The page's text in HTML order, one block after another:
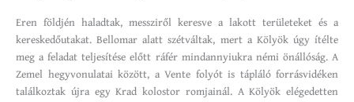
Eren földjén haladtak, messziről keresve a lakott területeket és a
kereskedőutakat. Bellomar alatt szétváltak, mert a Kölyök úgy ítélte
meg a feladat teljesítése előtt ráfér mindannyiukra némi önállóság. A
Zemel hegyvonulatai között, a Vente folyót is tápláló forrásvidéken
találkoztak újra egy Krad kolostor romjainál. A Kölyök elégedetten